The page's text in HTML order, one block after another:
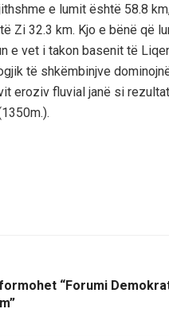
e lumit është 58.8
Zi 32.3 km. Kjo e bënë që
e vet i takon basenit të
të shkëmbinjve
eroziv fluvial janë si
“Forumi